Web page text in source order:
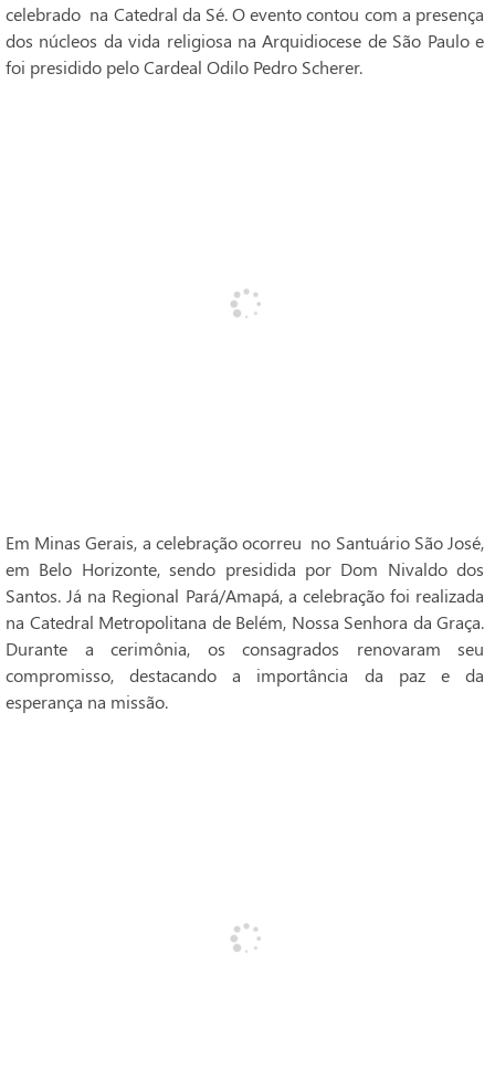
celebrado na Catedral da Sé. O evento contou com a presença
dos núcleos da vida religiosa na Arquidiocese de São Paulo e
foi presidido pelo Cardeal Odilo Pedro Scherer.
Em Minas Gerais, a celebração ocorreu no Santuário São José,
em Belo Horizonte, sendo presidida por Dom Nivaldo dos
Santos. Já na Regional Pará/Amapá, a celebração foi realizada
na Catedral Metropolitana de Belém, Nossa Senhora da Graça.
Durante a cerimônia, os consagrados renovaram seu
compromisso, destacando a importância da paz e da
esperança na missão.